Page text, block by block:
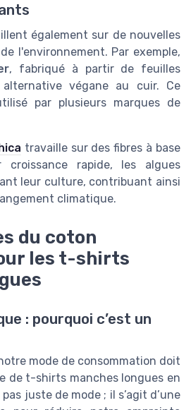
également sur de nouvelles
l'environnement. Par exemple,
, fabriqué à partir de feuilles
végane au cuir. Ce
par plusieurs marques de
travaille sur des fibres à base
croissance rapide, les algues
leur culture, contribuant ainsi
climatique.
du coton
les t-shirts
: pourquoi c’est un
mode de consommation doit
de t-shirts manches longues en
juste de mode ; il s’agit d’une